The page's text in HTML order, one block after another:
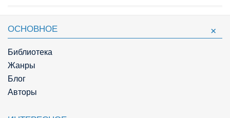
ОСНОВНОЕ
Библиотека
Жанры
Блог
Авторы